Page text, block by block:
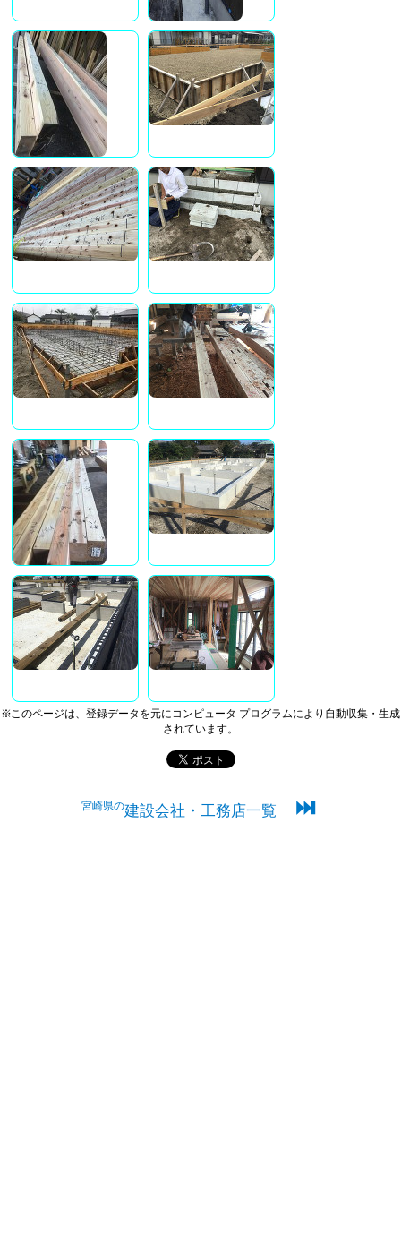
※このページは、登録データを元にコンピュータ プログラムにより自動収集・生成
されています。
宮崎県の建設会社・工務店一覧 ⏭